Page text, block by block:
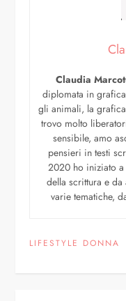
Claudia
diplomata in
gli animali, la
trovo molto
sensibile, amo
pensieri in testi
2020 ho iniziato
della scrittura e
varie tematiche,
LIFESTYLE DONNA